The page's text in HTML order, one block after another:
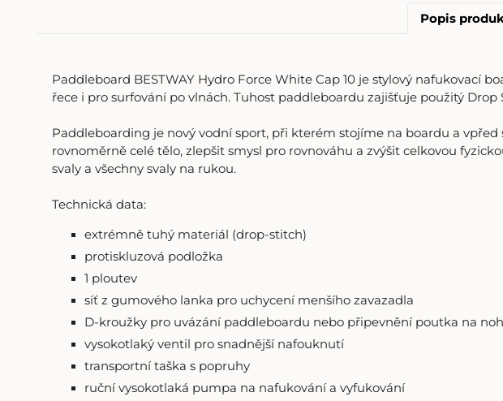
Popis
Paddleboard BESTWAY Hydro Force White Cap 10 je stylový nafukovací
řece i pro surfování po vlnách. Tuhost paddleboardu zajišťuje použitý
Paddleboarding je nový vodní sport, při kterém stojíme na boardu a
rovnoměrně celé tělo, zlepšit smysl pro rovnováhu a zvýšit celkovou
svaly a všechny svaly na rukou.
Technická data:
extrémně tuhý materiál (drop-stitch)
protiskluzová podložka
1 ploutev
síť z gumového lanka pro uchycení menšího zavazadla
D-kroužky pro uvázání paddleboardu nebo připevnění poutka na
vysokotlaký ventil pro snadnější nafouknutí
transportní taška s popruhy
ruční vysokotlaká pumpa na nafukování a vyfukování